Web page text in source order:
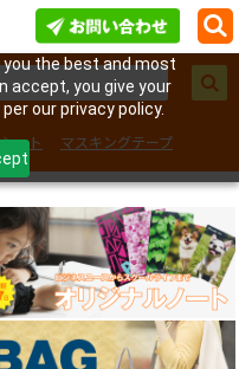
the best and most
accept, you give your
our privacy policy.
ート
マスキングテープ